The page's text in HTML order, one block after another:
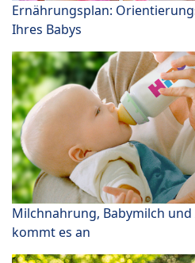
Ernährungsplan:
Ihres Babys
Milchnahrung, Babymilch
kommt es an